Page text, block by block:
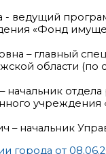
ведущий
«Фонд
– главный
области (по
начальник
учреждения
– начальник
города от